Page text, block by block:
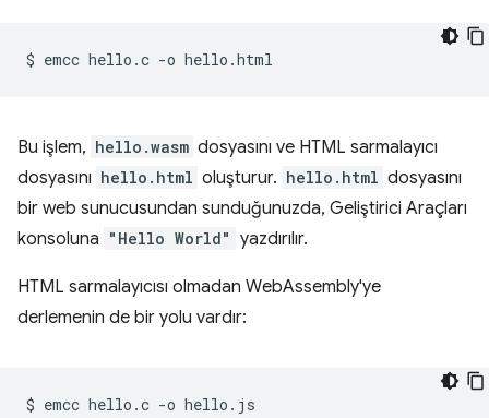
$ emcc hello.c -o
Bu işlem, hello.wasm dosyasını ve HTML sarmalayıcı
dosyasını hello.html oluşturur. hello.html dosyasını
bir web sunucusundan sunduğunuzda, Geliştirici Araçları
konsoluna "Hello World" yazdırılır.
HTML sarmalayıcısı olmadan WebAssembly'ye
derlemenin de bir yolu vardır:
$ emcc hello.c -o